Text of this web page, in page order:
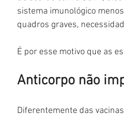
sistema imunológico
quadros graves,
É por esse motivo que as
Anticorpo não
Diferentemente das